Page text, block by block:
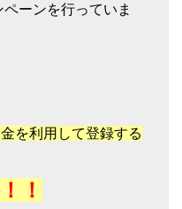
ーンを行っていま
を利用して登録する
！